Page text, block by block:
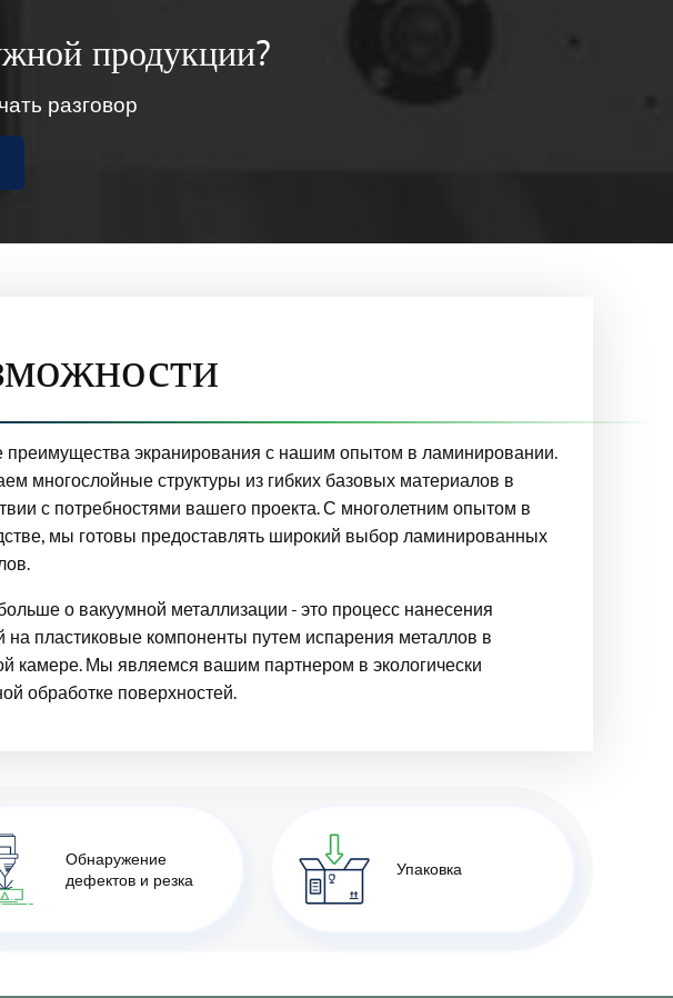
продукции?
разговор
преимущества экранирования с нашим опытом в ламинировании.
многослойные структуры из гибких базовых материалов в
с потребностями вашего проекта. С многолетним опытом в
мы готовы предоставлять широкий выбор ламинированных
о вакуумной металлизации - это процесс нанесения
на пластиковые компоненты путем испарения металлов в
камере. Мы являемся вашим партнером в экологически
обработке поверхностей.
Обнаружение
дефектов и резка
Упаковка